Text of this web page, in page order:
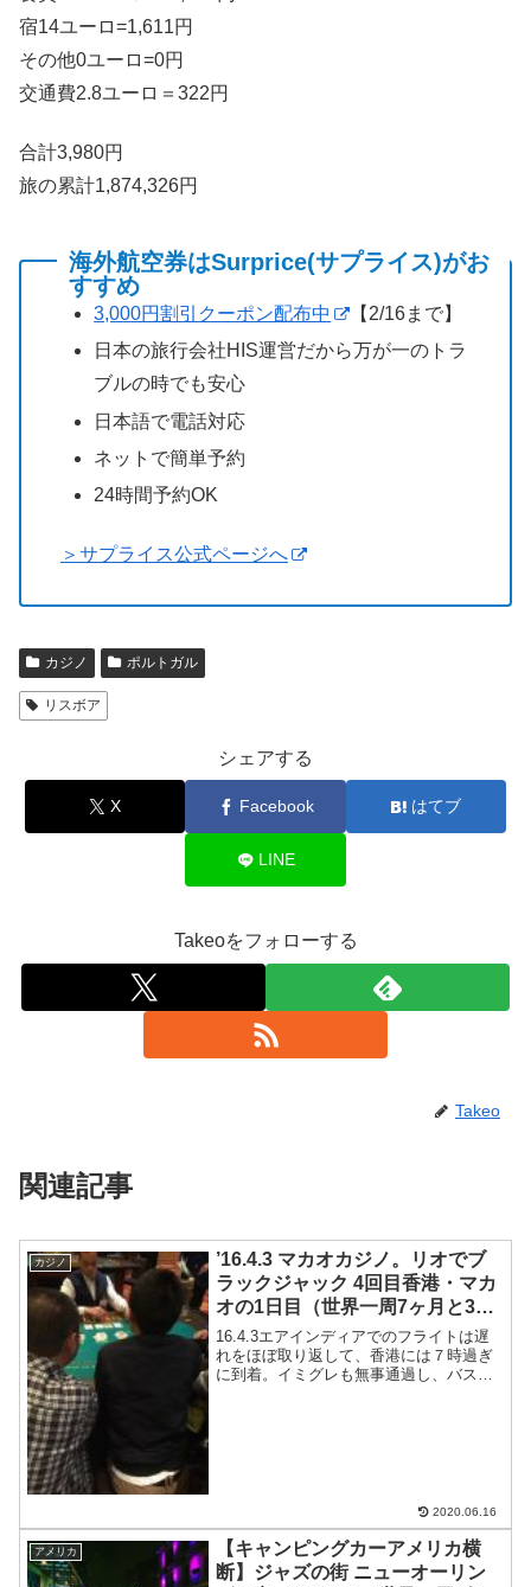
宿14ユーロ=1,611円
その他0ユーロ=0円
交通費2.8ユーロ＝322円
合計3,980円
旅の累計1,874,326円
海外航空券はSurprice(サプライス)がお
すすめ
3,000円割引クーポン配布中
【2/16まで】
日本の旅行会社HIS運営だから万が一のトラ
ブルの時でも安心
日本語で電話対応
ネットで簡単予約
24時間予約OK
＞サプライス公式ページへ
カジノ ポルトガル
リスボア
シェアする
X Facebook はてブ
LINE
Takeoをフォローする
Takeo
関連記事
カジノ
’16.4.3 マカオカジノ。リオでブ
ラックジャック 4回目香港・マカ
オの1日目（世界一周7ヶ月と3日
目）
16.4.3エアインディアでのフライトは遅
れをほぼ取り返して、香港には７時過ぎ
に到着。イミグレも無事通過し、バスに
2020.06.16
アメリカ
【キャンピングカーアメリカ横
断】ジャズの街 ニューオーリン